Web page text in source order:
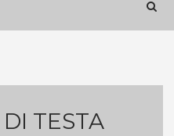
TESTA